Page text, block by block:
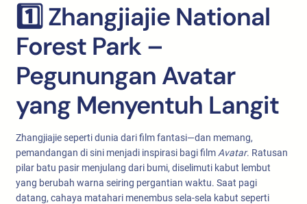
1️⃣ Zhangjiajie National
Forest Park –
Pegunungan Avatar
yang Menyentuh Langit
Zhangjiajie seperti dunia dari film fantasi—dan memang,
pemandangan di sini menjadi inspirasi bagi film Avatar. Ratusan
pilar batu pasir menjulang dari bumi, diselimuti kabut lembut
yang berubah warna seiring pergantian waktu. Saat pagi
datang, cahaya matahari menembus sela-sela kabut seperti